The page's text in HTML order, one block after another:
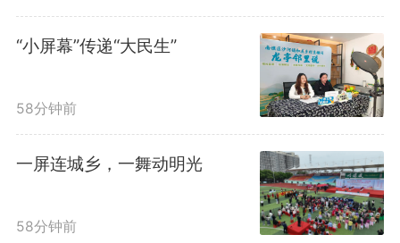
图为明光市“文化下乡结对
行”石坝站活动现场，李明斌老师
讲解书法历史文化。陈磊 摄
讲座特邀明光市滨河实验学校
“小屏幕”传递“大民生”
58分钟前
一屏连城乡，一舞动明光
58分钟前